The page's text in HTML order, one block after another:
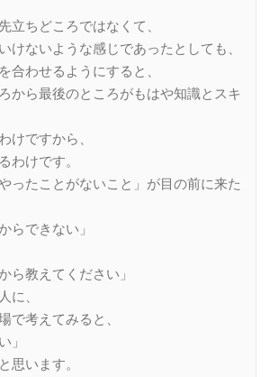
立ちどころではなくて、
けないような感じであったとしても、
合わせるようにすると、
から最後のところがもはや知識とスキ
けですから、
わけです。
ったことがないこと」が目の前に来た
らできない」
ら教えてください」
に、
で考えてみると、
」
思います。